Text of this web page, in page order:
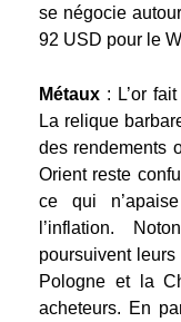
se négocie
92 USD pour le
Métaux : L’or
La relique
des rendements
Orient reste
ce qui
l’inflation.
poursuivent
Pologne et la
acheteurs. En